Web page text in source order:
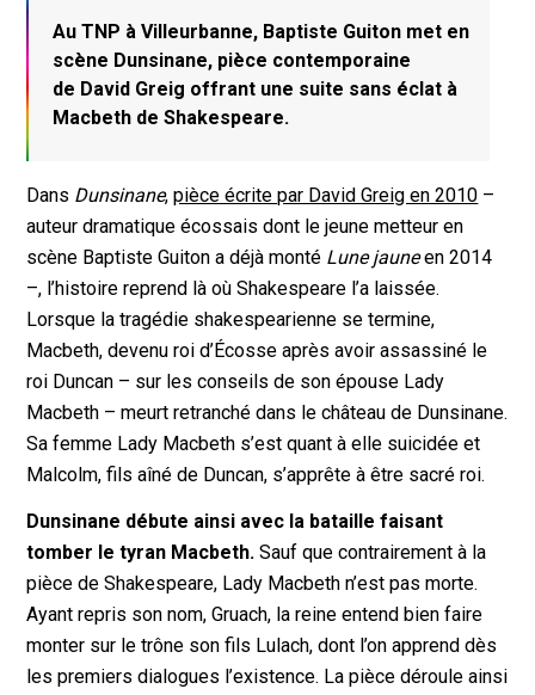
Au TNP à Villeurbanne, Baptiste Guiton met en
scène Dunsinane, pièce contemporaine
de David Greig offrant une suite sans éclat à
Macbeth de Shakespeare.
Dans Dunsinane,pièce écrite par David Greig en 2010 –
auteur dramatique écossais dont le jeune metteur en
scène Baptiste Guiton a déjà monté Lune jauneen 2014
–, l’histoire reprend là où Shakespeare l’a laissée.
Lorsque la tragédie shakespearienne se termine,
Macbeth, devenu roi d’Écosse après avoir assassiné le
roi Duncan – sur les conseils de son épouse Lady
Macbeth – meurt retranché dans le château de Dunsinane.
Sa femme Lady Macbeth s’est quant à elle suicidée et
Malcolm, fils aîné de Duncan, s’apprête à être sacré roi.
Dunsinane débute ainsi avec la bataille faisant
tomber le tyran Macbeth. Sauf que contrairement à la
pièce de Shakespeare, Lady Macbeth n’est pas morte.
Ayant repris son nom, Gruach, la reine entend bien faire
monter sur le trône son fils Lulach, dont l’on apprend dès
les premiers dialogues l’existence. La pièce déroule ainsi